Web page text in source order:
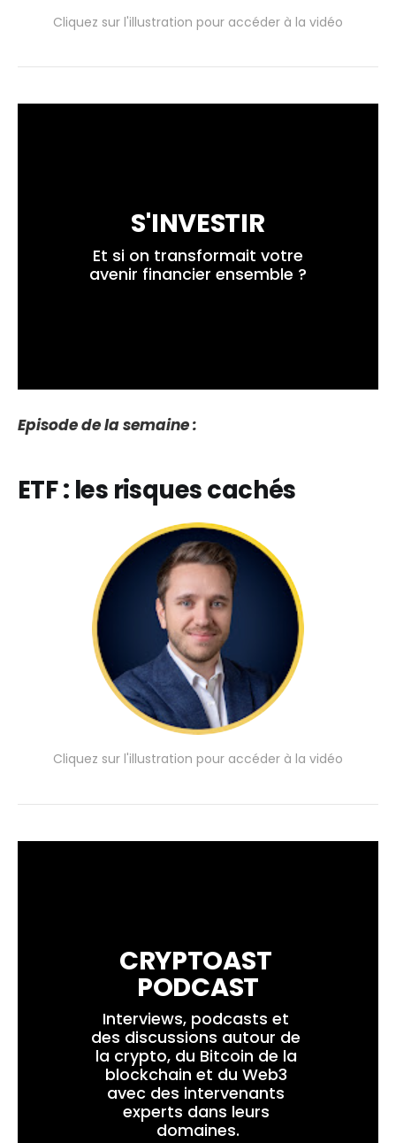
Cliquez sur l'illustration pour accéder à la vidéo
S'INVESTIR
avenir financier ensemble ?
Episode de la semaine :
ETF : les risques cachés
Cliquez sur l'illustration pour accéder à la vidéo
CRYPTOAST
PODCAST
Interviews, podcasts et
des discussions autour de
la crypto, du Bitcoin de la
blockchain et du Web3
avec des intervenants
experts dans leurs
domaines.